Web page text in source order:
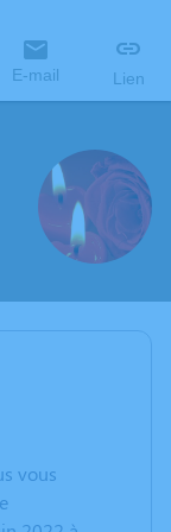
E-mail Lien
vous